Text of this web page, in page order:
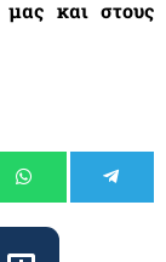
μας και στους